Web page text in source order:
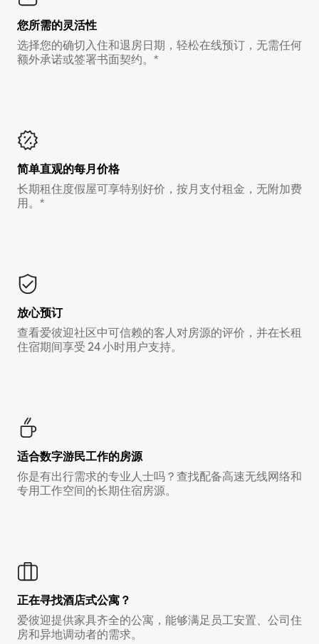
您所需的灵活性
选择您的确切入住和退房日期，轻松在线预订，无需任何
额外承诺或签署书面契约。*
简单直观的每月价格
长期租住度假屋可享特别好价，按月支付租金，无附加费
用。*
放心预订
查看爱彼迎社区中可信赖的客人对房源的评价，并在长租
住宿期间享受 24 小时用户支持。
适合数字游民工作的房源
你是有出行需求的专业人士吗？查找配备高速无线网络和
专用工作空间的长期住宿房源。
正在寻找酒店式公寓？
爱彼迎提供家具齐全的公寓，能够满足员工安置、公司住
房和异地调动者的需求。